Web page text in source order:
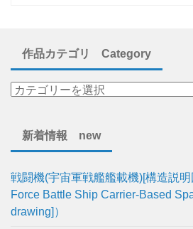
作品カテゴリ Category
新着情報 new
戦闘機(宇宙軍戦艦艦載機)[構造説
Force Battle Ship Carrier-Based
drawing]）